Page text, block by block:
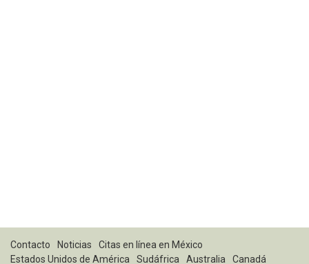
Contacto Noticias
Citas en línea en México
Estados Unidos de América
Sudáfrica Australia Canadá